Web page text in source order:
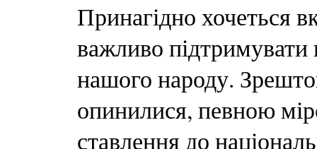
Принагідно хочеться
важливо підтримувати
нашого народу.
опинилися, певною
ставлення до